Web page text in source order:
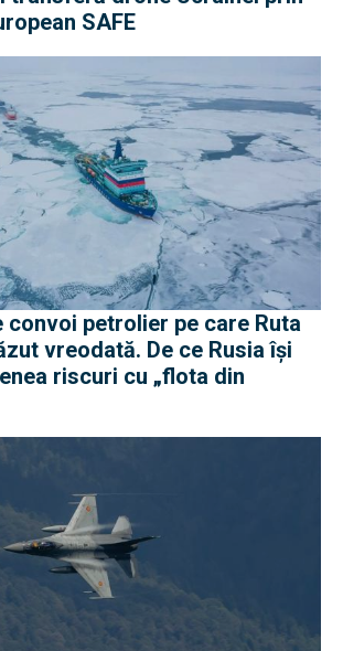
SAFE
convoi petrolier pe care Ruta
vreodată. De ce Rusia își
riscuri cu „flota din